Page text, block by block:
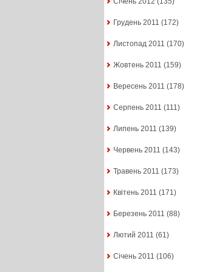
Грудень 2011 (172)
Листопад 2011 (170)
Жовтень 2011 (159)
Вересень 2011 (178)
Серпень 2011 (111)
Липень 2011 (139)
Червень 2011 (143)
Травень 2011 (173)
Квітень 2011 (171)
Березень 2011 (88)
Лютий 2011 (61)
Січень 2011 (106)